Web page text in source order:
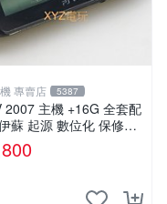
專賣店 5387
2007 主機 +16G 全套配
源 數位化 保修一
年 品質有保障